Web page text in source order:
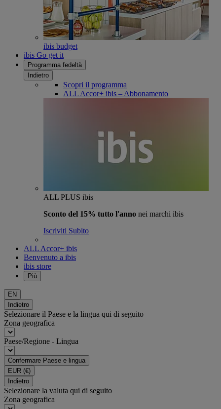
ibis budget
ibis Go get it
Programma fedeltà
Indietro
Scopri il programma
ALL Accor+ ibis – Abbonamento
ALL PLUS ibis
Sconto del 15% tutto l'anno nei marchi ibis
Iscriviti Subito
ALL Accor+ ibis
Benvenuto a ibis
ibis store
Più
EN
Indietro
Selezionare il Paese e la lingua qui di seguito
Zona geografica
Paese/Regione - Lingua
Confermare Paese e lingua
EUR (€)
Indietro
Selezionare la valuta qui di seguito
Zona geografica